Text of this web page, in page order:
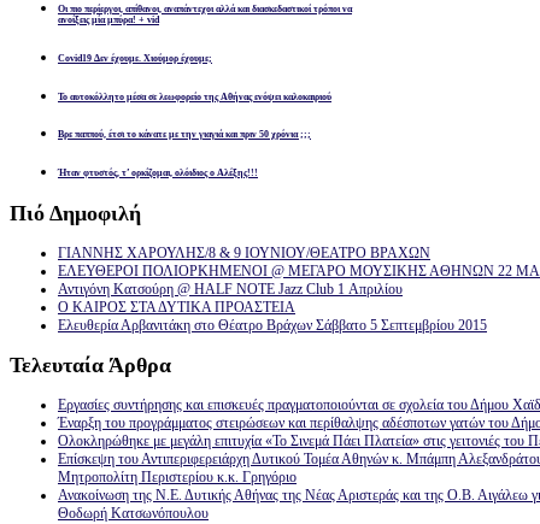
Οι πιο περίεργοι, απίθανοι, αναπάντεχοι αλλά και διασκεδαστικοί τρόποι να
ανοίξεις μία μπύρα! + vid
Covid19 Δεν έχουμε. Χιούμορ έχουμε;
Το αυτοκόλλητο μέσα σε λεωφορείο της Αθήνας ενόψει καλοκαιριού
Βρε παππού, έτσι το κάνατε με την γιαγιά και πριν 50 χρόνια ;;;
Ήταν φτυστός, τ’ ορκίζομαι, ολόιδιος ο Αλέξης!!!
Πιό Δημοφιλή
ΓΙΑΝΝΗΣ ΧΑΡΟΥΛΗΣ/8 & 9 ΙΟΥΝΙΟΥ/ΘΕΑΤΡΟ ΒΡΑΧΩΝ
ΕΛΕΥΘΕΡΟΙ ΠΟΛΙΟΡΚΗΜΕΝΟΙ @ ΜΕΓΑΡΟ ΜΟΥΣΙΚΗΣ ΑΘΗΝΩΝ 22
Αντιγόνη Κατσούρη @ HALF NOTE Jazz Club 1 Απριλίου
Ο ΚΑΙΡΟΣ ΣΤΑ ΔΥΤΙΚΑ ΠΡΟΑΣΤΕΙΑ
Ελευθερία Αρβανιτάκη στο Θέατρο Βράχων Σάββατο 5 Σεπτεμβρίου 2015
Τελευταία Άρθρα
Εργασίες συντήρησης και επισκευές πραγματοποιούνται σε σχολεία του Δήμου
Έναρξη του προγράμματος στειρώσεων και περίθαλψης αδέσποτων γατών του
Ολοκληρώθηκε με μεγάλη επιτυχία «Το Σινεμά Πάει Πλατεία» στις γειτονιές του
Επίσκεψη του Αντιπεριφερειάρχη Δυτικού Τομέα Αθηνών κ. Μπάμπη
Μητροπολίτη Περιστερίου κ.κ. Γρηγόριο
Ανακοίνωση της Ν.Ε. Δυτικής Αθήνας της Νέας Αριστεράς και της Ο.Β. Αιγάλεω
Θοδωρή Κατσωνόπουλου